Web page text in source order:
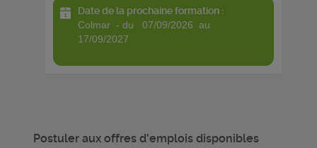
Date de la prochaine formation :
colmar - du 07/09/2026 au
17/09/2027
Postuler aux offres d'emplois disponibles